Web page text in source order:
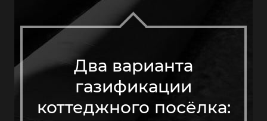
Два варианта
газификации
коттеджного посёлка: